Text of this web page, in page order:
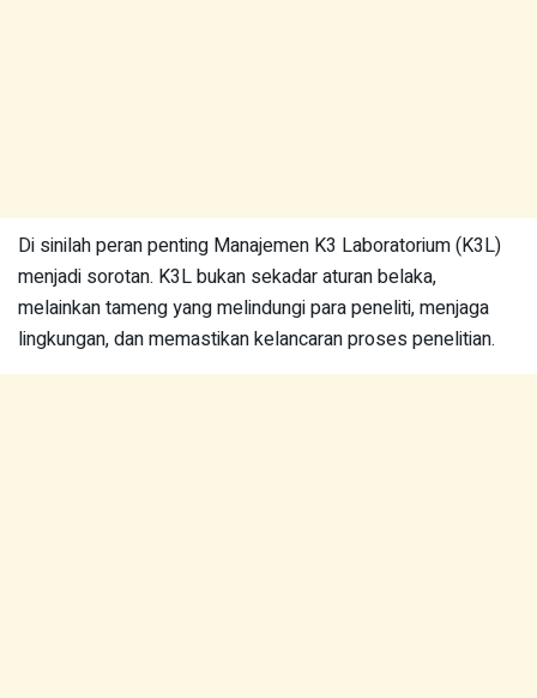
Di sinilah peran penting Manajemen K3 Laboratorium (K3L)
menjadi sorotan. K3L bukan sekadar aturan belaka,
melainkan tameng yang melindungi para peneliti, menjaga
lingkungan, dan memastikan kelancaran proses penelitian.